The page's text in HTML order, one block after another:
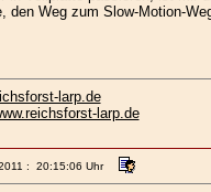
den Weg zum Slow-Motion-
larp.de
larp.de
: 20:15:06 Uhr